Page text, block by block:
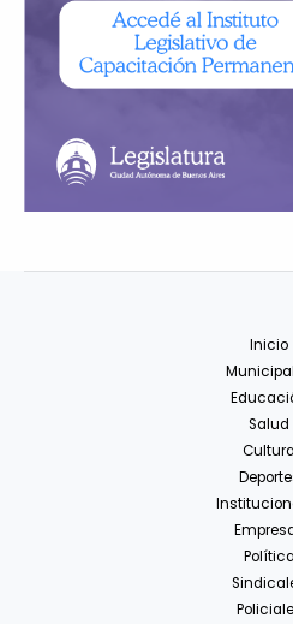
Inicio
Salud
Cultura
Política